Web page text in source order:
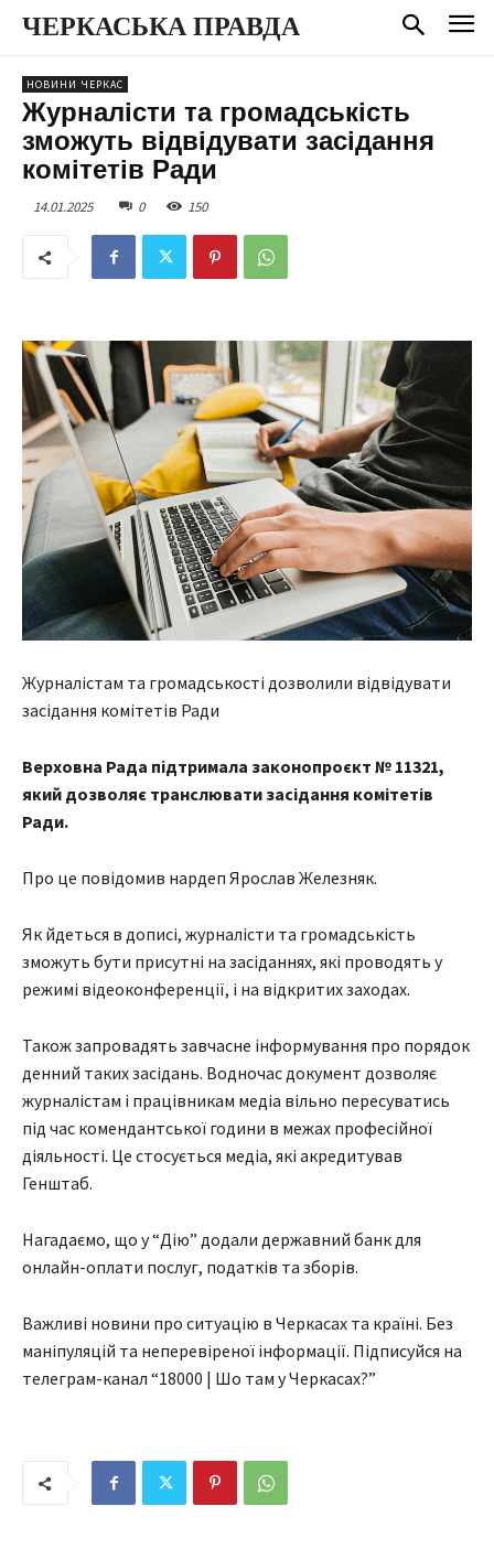
ЧЕРКАСЬКА ПРАВДА
НОВИНИ ЧЕРКАС
Журналісти та громадськість
зможуть відвідувати засідання
комітетів Ради
14.01.2025 0 150
Журналістам та громадськості дозволили відвідувати
засідання комітетів Ради
Верховна Рада підтримала законопроєкт № 11321,
який дозволяє транслювати засідання комітетів
Ради.
Про це повідомив нардеп Ярослав Железняк.
Як йдеться в дописі, журналісти та громадськість
зможуть бути присутні на засіданнях, які проводять у
режимі відеоконференції, і на відкритих заходах.
Також запровадять завчасне інформування про порядок
денний таких засідань. Водночас документ дозволяє
журналістам і працівникам медіа вільно пересуватись
під час комендантської години в межах професійної
діяльності. Це стосується медіа, які акредитував
Генштаб.
Нагадаємо, що у “Дію” додали державний банк для
онлайн-оплати послуг, податків та зборів.
Важливі новини про ситуацію в Черкасах та країні. Без
маніпуляцій та неперевіреної інформації. Підписуйся на
телеграм-канал “18000 | Шо там у Черкасах?”